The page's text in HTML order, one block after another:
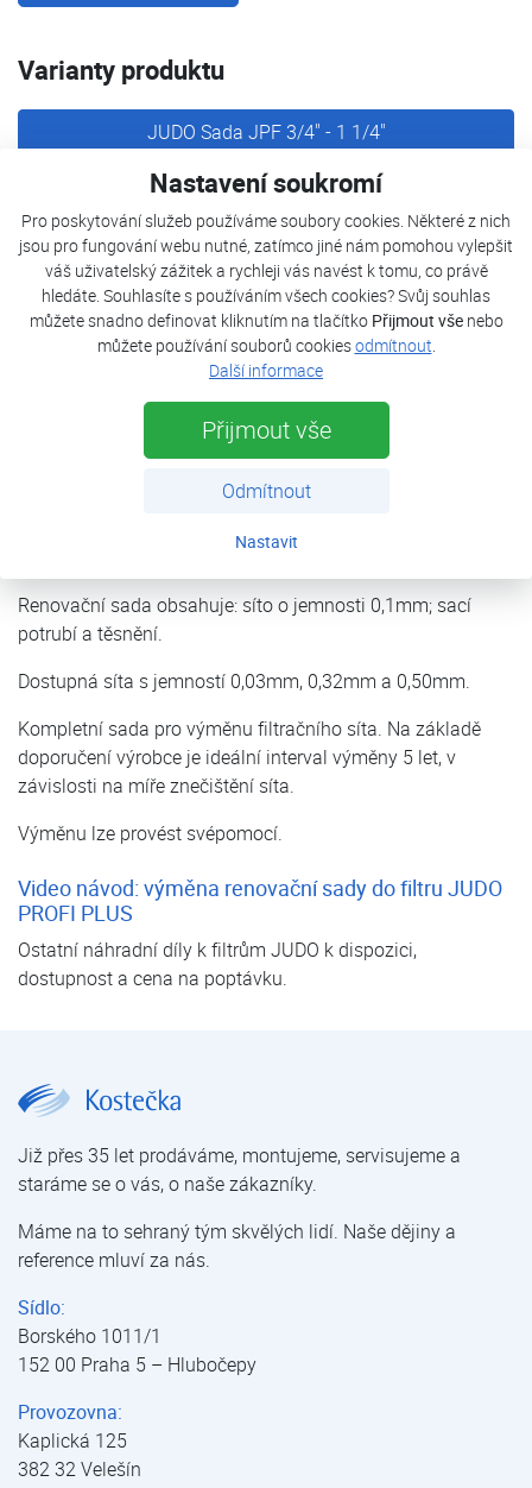
Nastavení soukromí
Pro poskytování služeb používáme soubory cookies. Některé z nich
jsou pro fungování webu nutné, zatímco jiné nám pomohou vylepšit
váš uživatelský zážitek a rychleji vás navést k tomu, co právě
hledáte. Souhlasíte s používáním všech cookies? Svůj souhlas
můžete snadno definovat kliknutím na tlačítko Přijmout všenebo
můžete používání souborů cookiesodmítnout
Další informace
Přijmout vše
Odmítnout
Nastavit
Varianty produktu
JUDO Sada JPF 3/4" - 1 1/4"
JUDO Sada JPF 1 1/2“ - DN65
JUDO Sada JPF DN80 - DN200
Popis
Parametry
Renovační sada obsahuje: síto o jemnosti 0,1mm; sací
potrubí a těsnění.
Dostupná síta s jemností 0,03mm, 0,32mm a 0,50mm.
Kompletní sada pro výměnu filtračního síta. Na základě
doporučení výrobce je ideální interval výměny 5 let, v
závislosti na míře znečištění síta.
Výměnu lze provést svépomocí.
Video návod: výměna renovační sady do filtru JUDO
PROFI PLUS
Ostatní náhradní díly k filtrům JUDO k dispozici,
dostupnost a cena na poptávku.
Již přes 35 let prodáváme, montujeme, servisujeme a
staráme se o vás, o naše zákazníky.
Máme na to sehraný tým skvělých lidí. Naše dějiny a
reference mluví za nás.
Sídlo:
Borského 1011/1
152 00 Praha 5 – Hlubočepy
Provozovna:
Kaplická 125
382 32 Velešín